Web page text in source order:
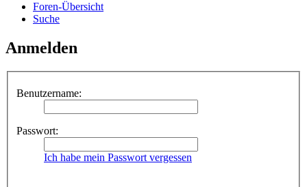
Foren-Übersicht
Suche
Anmelden
Benutzername:
Passwort:
Ich habe mein Passwort vergessen